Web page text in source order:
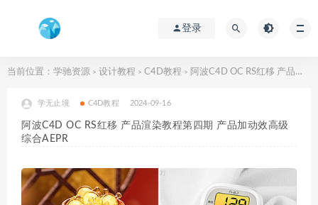
登录
当前位置： 学驰资源 > 设计教程 > C4D教程 > 阿波C4D OC RS红移 产品渲染教程第四期 产品加动效高级综合AEPR
学无止境 C4D教程 2024-09-16
阿波C4D OC RS红移 产品渲染教程第四期 产品加动效高级
综合AEPR